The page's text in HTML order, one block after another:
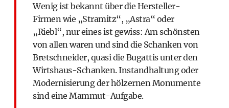
Wenig ist bekannt über die Hersteller-
Firmen wie „Stramitz“, „Astra“ oder
„Riebl“, nur eines ist gewiss: Am schönsten
von allen waren und sind die Schanken von
Bretschneider, quasi die Bugattis unter den
Wirtshaus-Schanken. Instandhaltung oder
Modernisierung der hölzernen Monumente
sind eine Mammut-Aufgabe.